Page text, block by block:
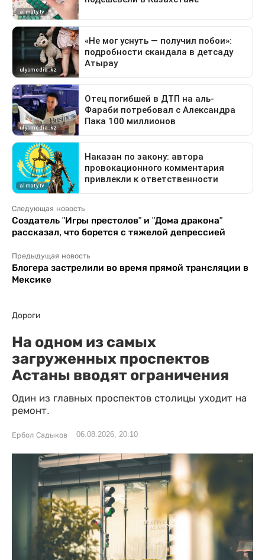
Следующая новость
Создатель "Игры престолов" и "Дома дракона"
рассказал, что борется с тяжелой депрессией
Предыдущая новость
Блогера застрелили во время прямой трансляции в
Мексике
Дороги
На одном из самых
загруженных проспектов
Астаны вводят ограничения
Один из главных проспектов столицы уходит на
ремонт.
Ербол Садыков 06.08.2026, 20:10